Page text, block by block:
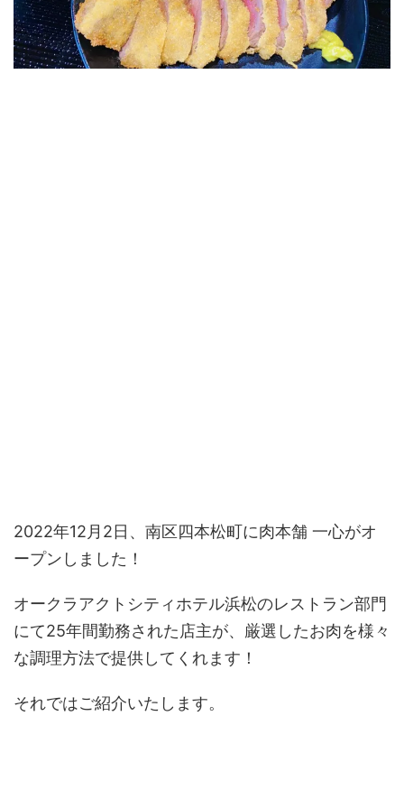
2022年12月2日、南区四本松町に肉本舗 一心がオ
ープンしました！
オークラアクトシティホテル浜松のレストラン部門
にて25年間勤務された店主が、厳選したお肉を様々
な調理方法で提供してくれます！
それではご紹介いたします。